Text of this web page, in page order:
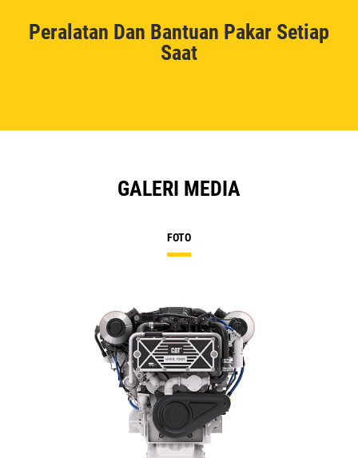
Peralatan Dan Bantuan Pakar Setiap
Saat
GALERI MEDIA
FOTO